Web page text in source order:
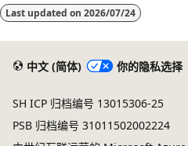
模
式
Last updated on 2026/07/24
中文 (简体) 你的隐私选择
SH ICP 归档编号 13015306-25
PSB 归档编号 31011502002224